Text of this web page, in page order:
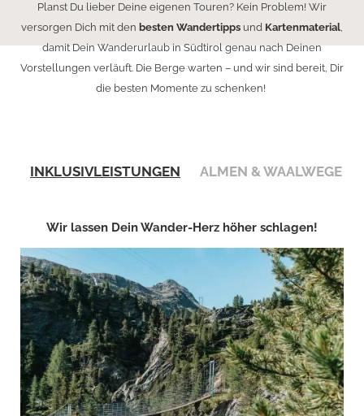
Planst Du lieber Deine eigenen Touren? Kein Problem! Wir
versorgen Dich mit den besten Wandertipps und Kartenmaterial,
damit Dein Wanderurlaub in Südtirol genau nach Deinen
Vorstellungen verläuft. Die Berge warten – und wir sind bereit, Dir
die besten Momente zu schenken!
INKLUSIVLEISTUNGEN ALMEN & WAALWEGE
Wir lassen Dein Wander-Herz höher schlagen!